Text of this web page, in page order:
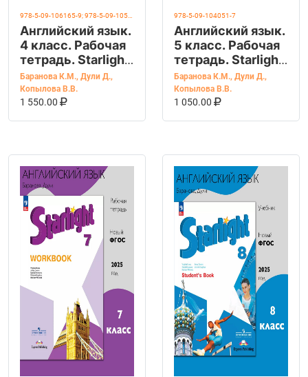
Английский язык.
4 класс. Рабочая
тетрадь. Starlight
(Звездный
английский).
Часть 1 и 2.
Баранова К.М.
Баранова К.М., Дули Д.,
Копылова В.В.
1 550.00
В КОРЗИНУ
978-5-09-104051-7
Английский язык.
5 класс. Рабочая
тетрадь. Starlight
(Звездный
английский).
Баранова К.М.
Баранова К.М., Дули Д.,
Копылова В.В.
1 050.00
В КОРЗИНУ